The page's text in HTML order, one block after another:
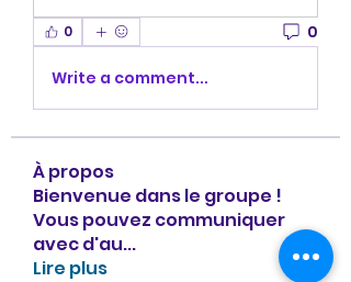
0 0
Write a comment...
À propos
Bienvenue dans le groupe !
Vous pouvez communiquer
avec d'au...
Lire plus